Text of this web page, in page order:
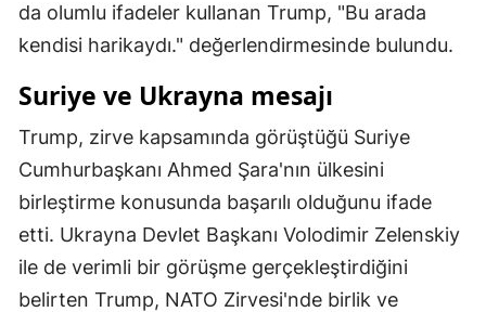
Samsun
Sinop
Sivas
Tekirdağ
Tokat
Trabzon
da olumlu ifadeler kullanan Trump, "Bu arada
kendisi harikaydı." değerlendirmesinde bulundu.
Suriye ve Ukrayna mesajı
Trump, zirve kapsamında görüştüğü Suriye
Cumhurbaşkanı Ahmed Şara'nın ülkesini
birleştirme konusunda başarılı olduğunu ifade
etti. Ukrayna Devlet Başkanı Volodimir Zelenskiy
ile de verimli bir görüşme gerçekleştirdiğini
belirten Trump, NATO Zirvesi'nde birlik ve